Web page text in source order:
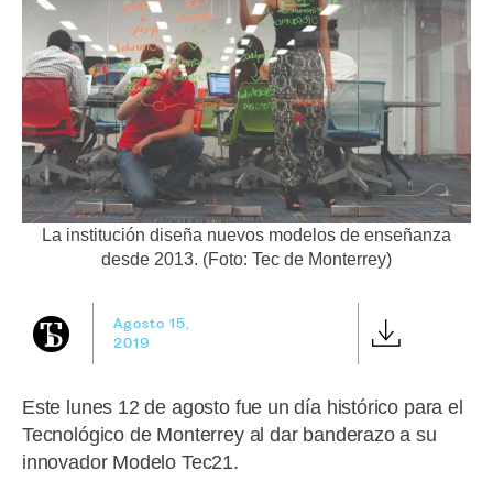
La institución diseña nuevos modelos de enseñanza
desde 2013. (Foto: Tec de Monterrey)
Agosto 15,
2019
Este lunes 12 de agosto fue un día histórico para el
Tecnológico de Monterrey al dar banderazo a su
innovador Modelo Tec21.